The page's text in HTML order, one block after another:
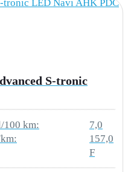
in spezifischer Farbe
Aluminiumeinlegern
und LED-
Blinklicht
S-tronic
100 km:
7,0
157,0
F